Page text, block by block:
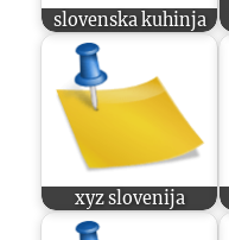
slovenska kuhinja
xyz slovenija